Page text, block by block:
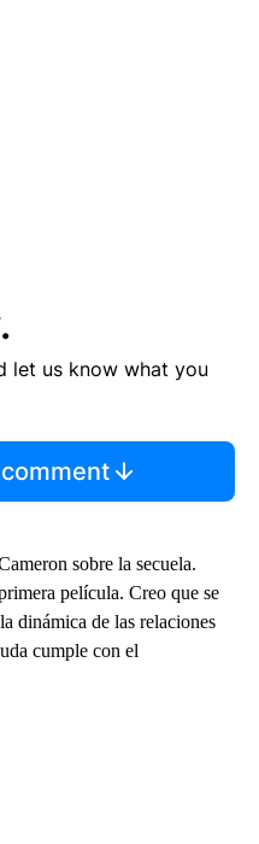
let us know what you
sobre la secuela.
película. Creo que se
dinámica de las relaciones
cumple con el